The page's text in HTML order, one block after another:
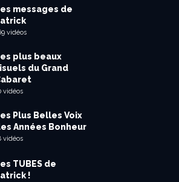
messages de
vidéos
plus beaux
du Grand
vidéos
Plus Belles Voix
Années Bonheur
vidéos
TUBES de
!